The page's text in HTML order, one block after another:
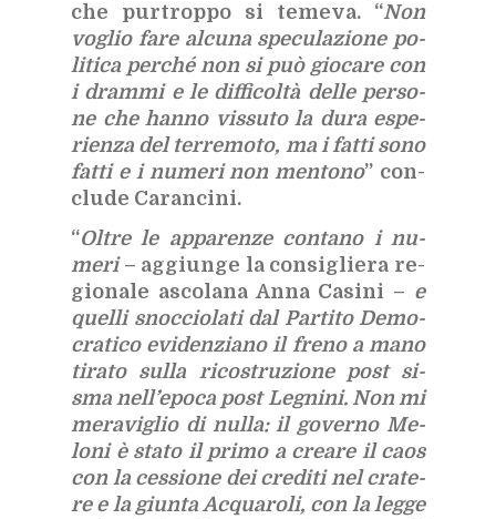
che pur­trop­po si te­me­va. “Non
vo­glio fare al­cu­na spe­cu­la­zio­ne po­
li­ti­ca per­ché non si può gio­ca­re con
i dram­mi e le dif­fi­col­tà del­le per­so­
ne che han­no vis­su­to la dura espe­
rien­za del ter­re­mo­to, ma i fat­ti sono
fat­ti e i nu­me­ri non men­to­no” con­
clu­de Ca­ran­ci­ni.
“Ol­tre le ap­pa­ren­ze con­ta­no i nu­
me­ri– ag­giun­ge la con­si­glie­ra re­
gio­na­le asco­la­na Anna Ca­si­ni – e
quel­li snoc­cio­la­ti dal Par­ti­to De­mo­
cra­ti­co evi­den­zia­no il fre­no a mano
ti­ra­to sul­la ri­co­stru­zio­ne post si­
sma nel­l’e­po­ca post Le­gni­ni. Non mi
me­ra­vi­glio di nul­la: il go­ver­no Me­
lo­ni è sta­to il pri­mo a crea­re il caos
con la ces­sio­ne dei cre­di­ti nel cra­te­
re e la giun­ta Ac­qua­ro­li, con la leg­ge